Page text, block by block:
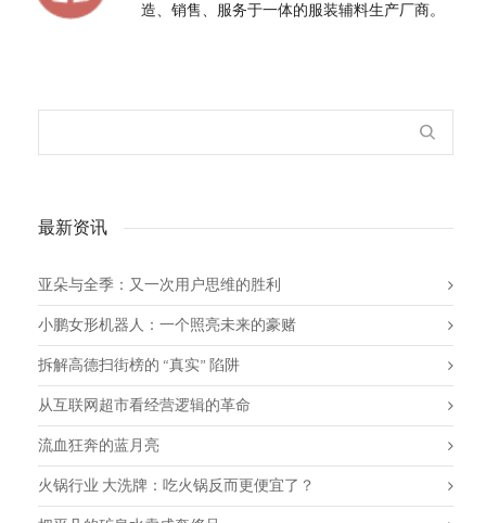
造、销售、服务于一体的服装辅料生产厂商。
最新资讯
亚朵与全季：又一次用户思维的胜利
小鹏女形机器人：一个照亮未来的豪赌
拆解高德扫街榜的 “真实” 陷阱
从互联网超市看经营逻辑的革命
流血狂奔的蓝月亮
火锅行业 大洗牌：吃火锅反而更便宜了？